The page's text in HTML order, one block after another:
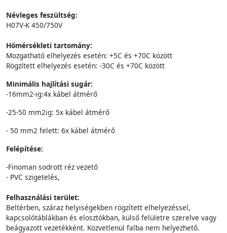
Névleges feszültség:
H07V-K 450/750V
Hőmérsékleti tartomány:
Mozgatható elhelyezés esetén: +5C és +70C között
Rögzített elhelyezés esetén: -30C és +70C között
Minimális hajlítási sugár:
-16mm2-ig:4x kábel átmérő
-25-50 mm2ig: 5x kábel átmérő
- 50 mm2 felett: 6x kábel átmérő
Felépítése:
-Finoman sodrott réz vezető
- PVC szigetelés,
Felhasználási terület:
Beltérben, száraz helyiségekben rögzített elhelyezéssel,
kapcsolótáblákban és elosztókban, külső felületre szerelve vagy
beágyazott vezetékként. Közvetlenül falba nem helyezhető.